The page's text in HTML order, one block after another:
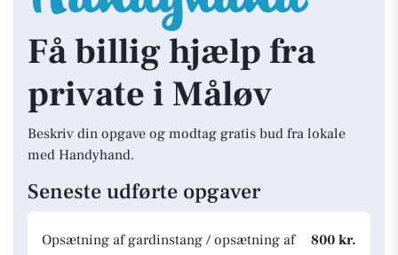
Få billig hjælp fra
private i Måløv
Beskriv din opgave og modtag gratis bud fra lokale
med Handyhand.
Seneste udførte opgaver
Opsætning af gardinstang / opsætning af
800 kr.